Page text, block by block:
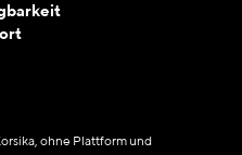
ohne Plattform und